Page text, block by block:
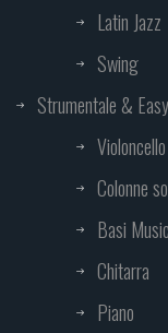
Latin Jazz
Swing
Strumentale &
Violoncello
Colonne
Basi
Chitarra
Piano